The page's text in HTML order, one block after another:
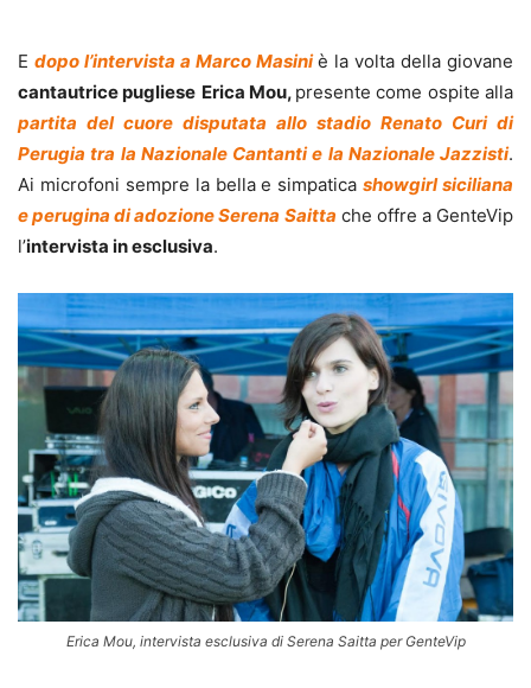
E dopo l’intervista a Marco Masini è la volta della giovane
cantautrice pugliese Erica Mou, presente come ospite alla
partita del cuore disputata allo stadio Renato Curi di
Perugia tra la Nazionale Cantanti e la Nazionale Jazzisti.
Ai microfoni sempre la bella e simpaticashowgirl siciliana
e perugina di adozione Serena Saitta che offre a GenteVip
l’intervista in esclusiva.
Erica Mou, intervista esclusiva di Serena Saitta per GenteVip